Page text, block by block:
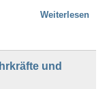
Weiterlesen
und